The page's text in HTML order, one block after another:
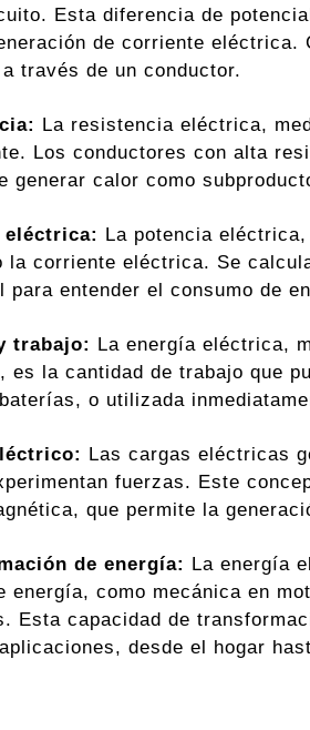
Esta diferencia de
de corriente
través de un conductor.
La resistencia eléctrica,
Los conductores con alta
generar calor como
eléctrica: La potencia
la corriente eléctrica. Se
para entender el consumo de
trabajo: La energía eléctrica,
es la cantidad de trabajo que
o utilizada
Las cargas eléctricas
fuerzas. Este
que permite la
de energía: La energía
energía, como mecánica en
Esta capacidad de
desde el hogar